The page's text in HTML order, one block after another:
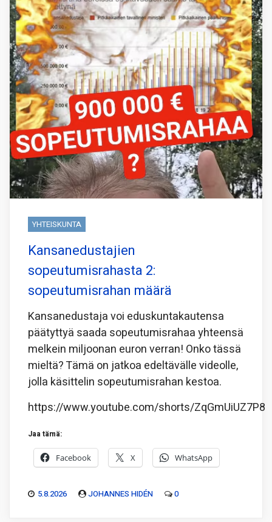
YHTEISKUNTA
Kansanedustajien
sopeutumisrahasta 2:
sopeutumisrahan määrä
Kansanedustaja voi eduskuntakautensa
päätyttyä saada sopeutumisrahaa yhteensä
melkein miljoonan euron verran! Onko tässä
mieltä? Tämä on jatkoa edeltävälle videolle,
jolla käsittelin sopeutumisrahan kestoa.
https://www.youtube.com/shorts/ZqGmUiUZ7P8
Jaa tämä:
Facebook X WhatsApp
5.8.2026 JOHANNES HIDÉN 0